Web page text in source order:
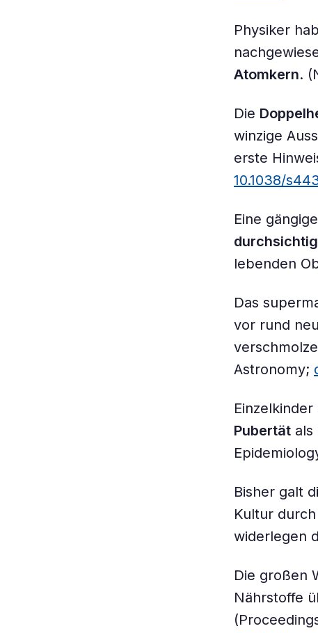
Physiker
Atomkern.
Die
winzige
erste
10.1038/
Eine
lebenden
Das
vor rund
Astronomy;
Pubertät als
Bisher galt
Kultur
widerlegen
Die großen
Nährstoffe